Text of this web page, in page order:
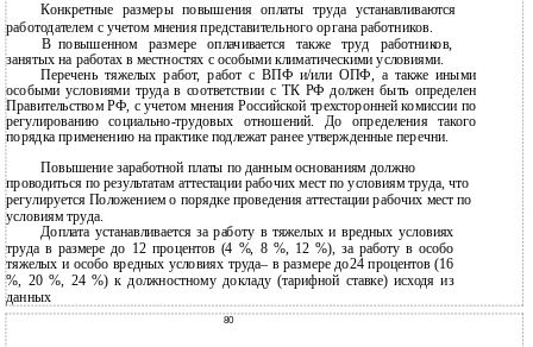
Конкретные размеры повышения оплаты труда устанавливаются
работодателем с учетом мнения представительного органа работников.
В повышенном размере оплачивается также труд работников,
занятых на работах в местностях с особыми климатическими условиями.
Перечень тяжелых работ, работ с ВПФ и/или ОПФ, а также иными
особыми условиями труда в соответствии с ТК РФ должен быть определен
Правительством РФ, с учетом мнения Российской трехсторонней комиссии по
регулированию социально-трудовых отношений. До определения такого
порядка применению на практике подлежат ранее утвержденные перечни.
Повышение заработной платы по данным основаниям должно
проводиться по результатам аттестации рабочих мест по условиям труда, что
регулируется Положением о порядке проведения аттестации рабочих мест по
условиям труда.
Доплата устанавливается за работу в тяжелых и вредных условиях
труда в размере до 12 процентов (4 %, 8 %, 12 %), за работу в особо
тяжелых и особо вредных условиях труда– в размере до24 процентов (16
%, 20 %, 24 %) к должностному докладу (тарифной ставке) исходя из
данных
80